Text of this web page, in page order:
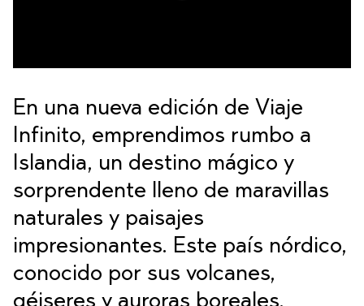
En una nueva edición de Viaje
Infinito, emprendimos rumbo a
Islandia, un destino mágico y
sorprendente lleno de maravillas
naturales y paisajes
impresionantes. Este país nórdico,
conocido por sus volcanes,